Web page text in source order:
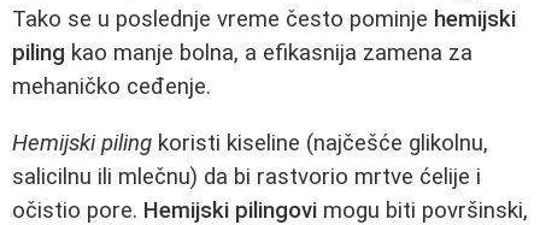
Tako se u poslednje vreme često pominje hemijski
piling kao manje bolna, a efikasnija zamena za
mehaničko ceđenje.
Hemijski piling koristi kiseline (najčešće glikolnu,
salicilnu ili mlečnu) da bi rastvorio mrtve ćelije i
očistio pore. Hemijski pilingovi mogu biti površinski,